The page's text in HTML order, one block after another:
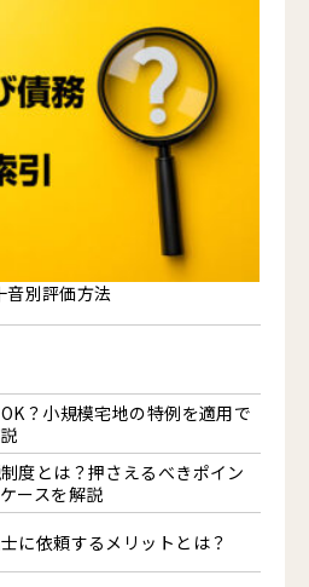
別評価方法
？小規模宅地の特例を適用で
度とは？押さえるべきポイン
ースを解説
に依頼するメリットとは？